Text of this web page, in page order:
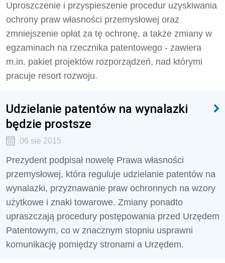
Uproszczenie i przyspieszenie procedur uzyskiwania
ochrony praw własności przemysłowej oraz
zmniejszenie opłat za tę ochronę, a także zmiany w
egzaminach na rzecznika patentowego - zawiera
m.in. pakiet projektów rozporządzeń, nad którymi
pracuje resort rozwoju.
Udzielanie patentów na wynalazki
będzie prostsze
06 sie 2015
Prezydent podpisał nowelę Prawa własności
przemysłowej, która reguluje udzielanie patentów na
wynalazki, przyznawanie praw ochronnych na wzory
użytkowe i znaki towarowe. Zmiany ponadto
upraszczają procedury postępowania przed Urzędem
Patentowym, co w znacznym stopniu usprawni
komunikację pomiędzy stronami a Urzędem.